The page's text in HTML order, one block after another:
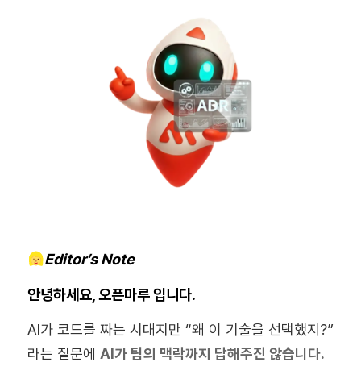
Editor’s Note
안녕하세요, 오픈마루 입니다.
AI가 코드를 짜는 시대지만 “왜 이 기술을 선택했지?”
라는 질문에 AI가 팀의 맥락까지 답해주진 않습니다.